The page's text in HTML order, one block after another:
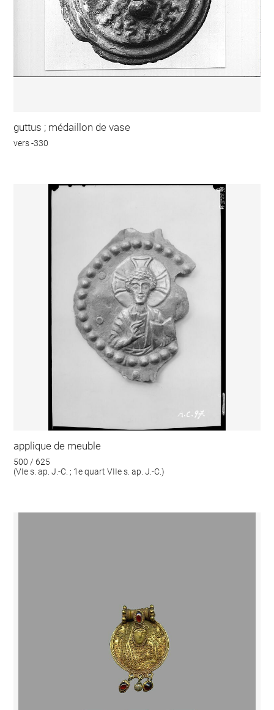
guttus ; médaillon de vase
vers -330
applique de meuble
500 / 625
(VIe s. ap. J.-C. ; 1e quart VIIe s. ap. J.-C.)